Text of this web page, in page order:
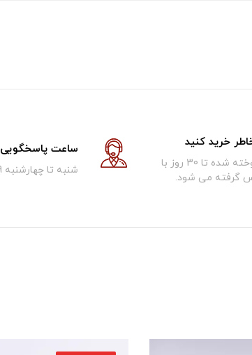
خرید کنید
کالای فروخته شده تا 30 روز با
گرفته می شود.
ساعت پاسخگویی
شنبه تا چهارشنبه 9 تا 16.30